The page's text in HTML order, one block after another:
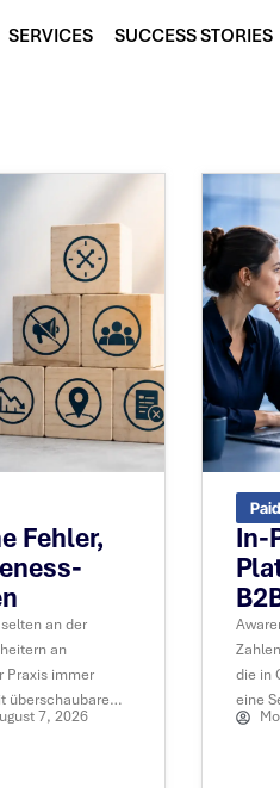
SERVICES SUCCESS STORIES
Fehler,
an der
an
Praxis immer
überschaubarem
7, 2026
In-
die in
eine